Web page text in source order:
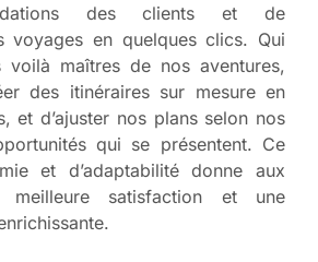
des clients et de
voyages en quelques clics. Qui
voilà maîtres de nos aventures,
des itinéraires sur mesure en
et d’ajuster nos plans selon nos
qui se présentent. Ce
et d’adaptabilité donne aux
meilleure satisfaction et une